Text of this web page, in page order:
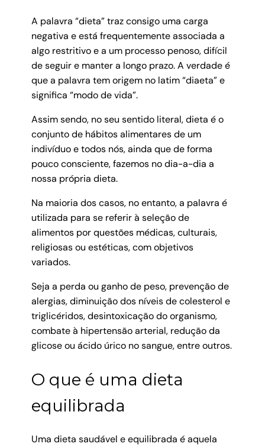
A palavra “dieta” traz consigo uma carga
negativa e está frequentemente associada a
algo restritivo e a um processo penoso, difícil
de seguir e manter a longo prazo. A verdade é
que a palavra tem origem no latim “diaeta” e
significa “modo de vida”.
Assim sendo, no seu sentido literal, dieta é o
conjunto de hábitos alimentares de um
indivíduo e todos nós, ainda que de forma
pouco consciente, fazemos no dia-a-dia a
nossa própria dieta.
Na maioria dos casos, no entanto, a palavra é
utilizada para se referir à seleção de
alimentos por questões médicas, culturais,
religiosas ou estéticas, com objetivos
variados.
Seja a perda ou ganho de peso, prevenção de
alergias, diminuição dos níveis de colesterol e
triglicéridos, desintoxicação do organismo,
combate à hipertensão arterial, redução da
glicose ou ácido úrico no sangue, entre outros.
O que é uma dieta
equilibrada
Uma dieta saudável e equilibrada é aquela